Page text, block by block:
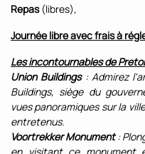
Repas(libres),
Journée libre avec frais à
Les incontournables de
Union Buildings: Admirez
Buildings, siège du
vues panoramiques sur la
entretenus.
Voortrekker Monument: